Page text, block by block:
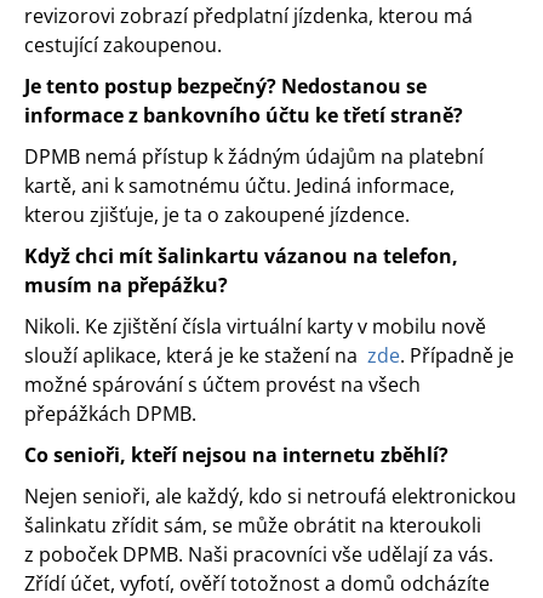
revizorovi zobrazí předplatní jízdenka, kterou má
cestující zakoupenou.
Je tento postup bezpečný? Nedostanou se
informace z bankovního účtu ke třetí straně?
DPMB nemá přístup k žádným údajům na platební
kartě, ani k samotnému účtu. Jediná informace,
kterou zjišťuje, je ta o zakoupené jízdence.
Když chci mít šalinkartu vázanou na telefon,
musím na přepážku?
Nikoli. Ke zjištění čísla virtuální karty v mobilu nově
slouží aplikace, která je ke stažení na zde. Případně je
možné spárování s účtem provést na všech
přepážkách DPMB.
Co senioři, kteří nejsou na internetu zběhlí?
Nejen senioři, ale každý, kdo si netroufá elektronickou
šalinkatu zřídit sám, se může obrátit na kteroukoli
z poboček DPMB. Naši pracovníci vše udělají za vás.
Zřídí účet, vyfotí, ověří totožnost a domů odcházíte